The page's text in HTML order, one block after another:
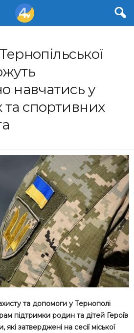
навчатись у
та спортивних
та допомоги у Тернополі
підтримки родин та дітей Героїв
які затверджені на сесії міської